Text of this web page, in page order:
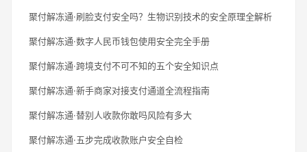
聚付解冻通·刷脸支付安全吗？生物识别技术的安全原理全解析
聚付解冻通·数字人民币钱包使用安全完全手册
聚付解冻通·跨境支付不可不知的五个安全知识点
聚付解冻通·新手商家对接支付通道全流程指南
聚付解冻通·替别人收款你敢吗风险有多大
聚付解冻通·五步完成收款账户安全自检